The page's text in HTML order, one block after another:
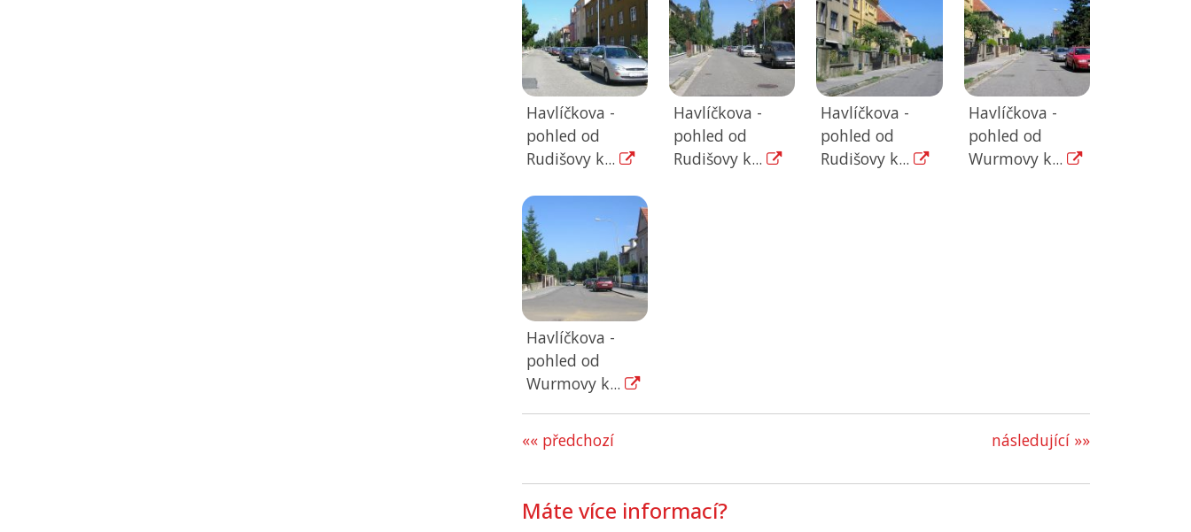
Havlíčkova -
pohled od
Rudišovy k...
Havlíčkova -
pohled od
Rudišovy k...
Havlíčkova -
pohled od
Rudišovy k...
Havlíčkova -
pohled od
Wurmovy k...
Havlíčkova -
pohled od
Wurmovy k...
«« předchozí následující »»
Máte více informací?